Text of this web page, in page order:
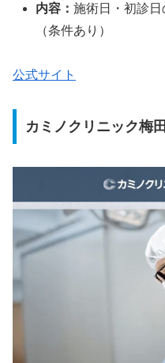
内容：施術日・初診
（条件あり）
公式サイト
カミノクリニック梅